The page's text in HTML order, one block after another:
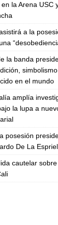
la Arena USC
a la
la banda
en el mundo
amplía
la lupa a
posesión
De La
cautelar